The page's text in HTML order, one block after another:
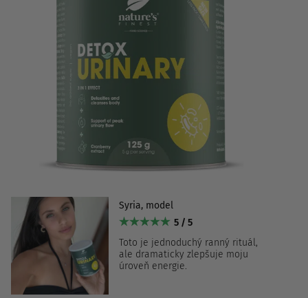
Syria, model
5 / 5
Toto je jednoduchý ranný rituál,
ale dramaticky zlepšuje moju
úroveň energie.